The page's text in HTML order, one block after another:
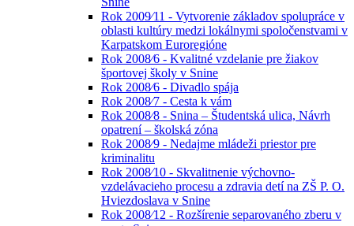
Rok 2009⁄11 - Vytvorenie základov spolupráce v
oblasti kultúry medzi lokálnymi spoločenstvami v
Karpatskom Euroregióne
Rok 2008⁄6 - Kvalitné vzdelanie pre žiakov
športovej školy v Snine
Rok 2008⁄6 - Divadlo spája
Rok 2008⁄7 - Cesta k vám
Rok 2008⁄8 - Snina – Študentská ulica, Návrh
opatrení – školská zóna
Rok 2008⁄9 - Nedajme mládeži priestor pre
kriminalitu
Rok 2008⁄10 - Skvalitnenie výchovno-
vzdelávacieho procesu a zdravia detí na ZŠ P. O.
Hviezdoslava v Snine
Rok 2008⁄12 - Rozšírenie separovaného zberu v